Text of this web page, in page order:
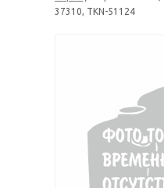
37310, TKN-51124